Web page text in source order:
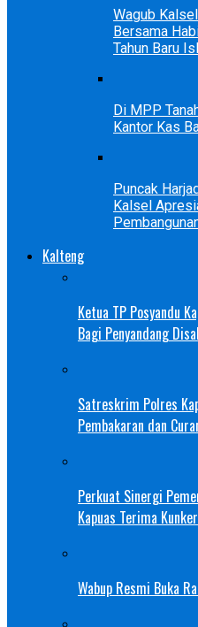
Wagub
Bersama
Tahun Baru
Di MPP
Kantor Kas
Puncak
Kalsel
Kalteng
Ketua TP Posyandu
Bagi Penyandang
Satreskrim Polres
Pembakaran dan
Perkuat Sinergi
Kapuas Terima
Wabup Resmi Buka